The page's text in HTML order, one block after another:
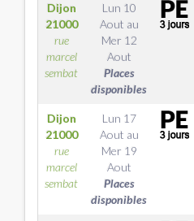
Dijon
21000
rue
marcel
sembat
Lun 10
Aout au
Mer 12
Aout
Places
disponibles
Dijon
21000
rue
marcel
sembat
Lun 17
Aout au
Mer 19
Aout
Places
disponibles